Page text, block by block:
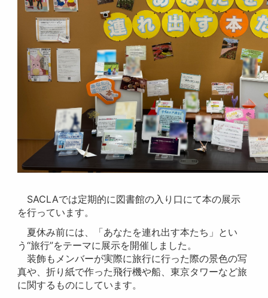
SACLAでは定期的に図書館の入り口にて本の展示
を行っています。
夏休み前には、「あなたを連れ出す本たち」とい
う“旅行”をテーマに展示を開催しました。
装飾もメンバーが実際に旅行に行った際の景色の写
真や、折り紙で作った飛行機や船、東京タワーなど旅
に関するものにしています。